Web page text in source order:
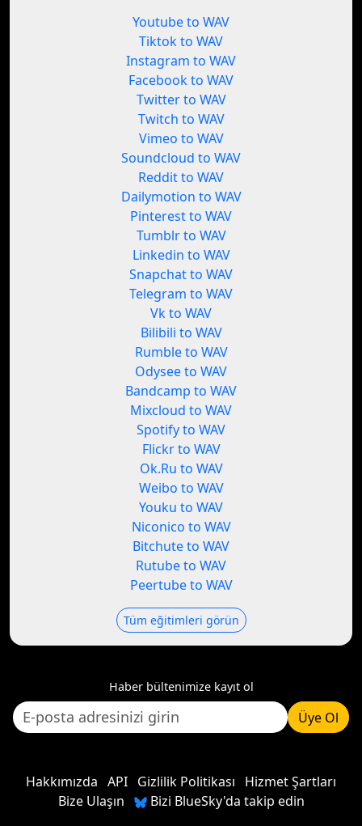
Youtube to WAV
Tiktok to WAV
Instagram to WAV
Facebook to WAV
Twitter to WAV
Twitch to WAV
Vimeo to WAV
Soundcloud to WAV
Reddit to WAV
Dailymotion to WAV
Pinterest to WAV
Tumblr to WAV
Linkedin to WAV
Snapchat to WAV
Telegram to WAV
Vk to WAV
Bilibili to WAV
Rumble to WAV
Odysee to WAV
Bandcamp to WAV
Mixcloud to WAV
Spotify to WAV
Flickr to WAV
Ok.Ru to WAV
Weibo to WAV
Youku to WAV
Niconico to WAV
Bitchute to WAV
Rutube to WAV
Peertube to WAV
Tüm eğitimleri görün
Haber bültenimize kayıt ol
Üye Ol
Hakkımızda API Gizlilik Politikası
Hizmet Şartları
Bize Ulaşın
Bizi BlueSky'da takip edin